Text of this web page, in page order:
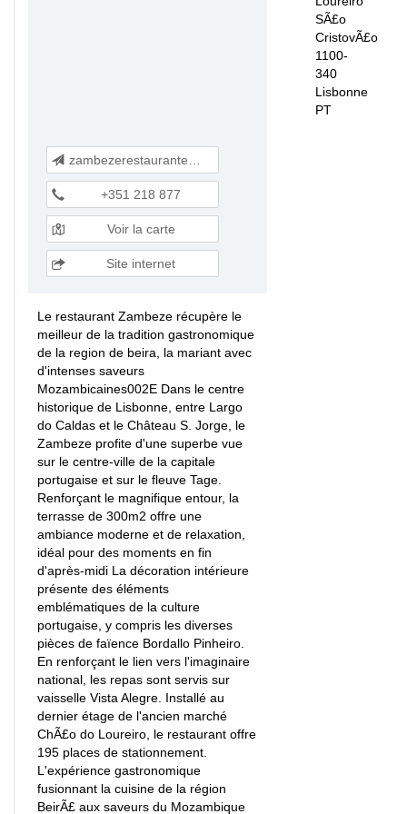
SÃ£o
CristovÃ£o
1100-
340
Lisbonne
PT
zambezerestaurante@montebelohotels.com
+351 218 877
Voir la carte
Site internet
Le restaurant Zambeze récupère le
meilleur de la tradition gastronomique
de la region de beira, la mariant avec
d'intenses saveurs
Mozambicaines002E Dans le centre
historique de Lisbonne, entre Largo
do Caldas et le Château S. Jorge, le
Zambeze profite d'une superbe vue
sur le centre-ville de la capitale
portugaise et sur le fleuve Tage.
Renforçant le magnifique entour, la
terrasse de 300m2 offre une
ambiance moderne et de relaxation,
idéal pour des moments en fin
d'après-midi La décoration intérieure
présente des éléments
emblématiques de la culture
portugaise, y compris les diverses
pièces de faïence Bordallo Pinheiro.
En renforçant le lien vers l'imaginaire
national, les repas sont servis sur
vaisselle Vista Alegre. Installé au
dernier étage de l'ancien marché
ChÃ£o do Loureiro, le restaurant offre
195 places de stationnement.
L'expérience gastronomique
fusionnant la cuisine de la région
BeirÃ£ aux saveurs du Mozambique